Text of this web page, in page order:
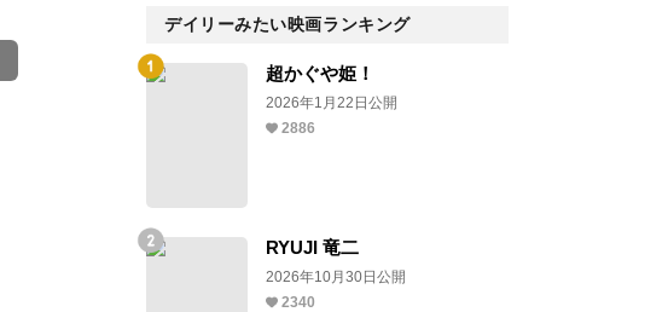
デイリーみたい映画ランキング
超かぐや姫！
2026年1月22日公開
2886
RYUJI 竜二
2026年10月30日公開
2340